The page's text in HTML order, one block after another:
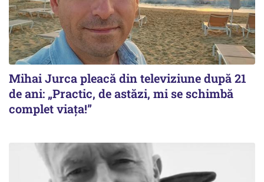
Mihai Jurca pleacă din televiziune după 21
de ani: „Practic, de astăzi, mi se schimbă
complet viața!”